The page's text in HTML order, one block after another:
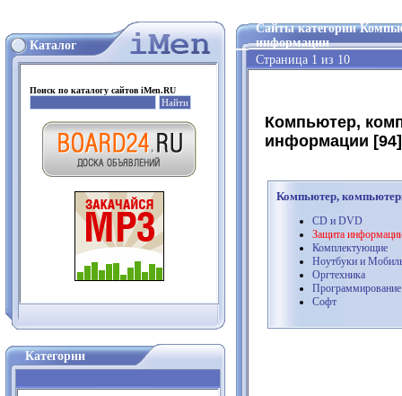
Каталог
Поиск по каталогу сайтов iMen.RU
Категории
Сайты категории
информации
Страница 1 из 10
Компьютер,
информации [94]
Компьютер,
CD и DVD
Защита
Комплектующие
Ноутбуки и
Оргтехника
Программирование
Софт